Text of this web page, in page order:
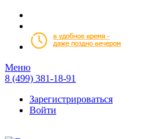
Перейти к основному содержанию
Меню
8 (499) 381-18-91
Зарегистрироваться
Войти